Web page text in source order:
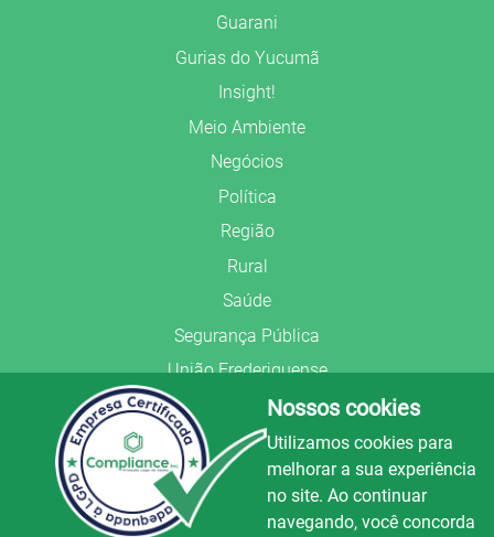
Guarani
Gurias do Yucumã
Insight!
Meio Ambiente
Negócios
Política
Região
Rural
Saúde
Segurança Pública
União Frederiquense
© Copyright 2022.LA+.
Todos os direitos reservados.
Nossos cookies
Utilizamos cookies para
melhorar a sua experiência
no site. Ao continuar
navegando, você concorda